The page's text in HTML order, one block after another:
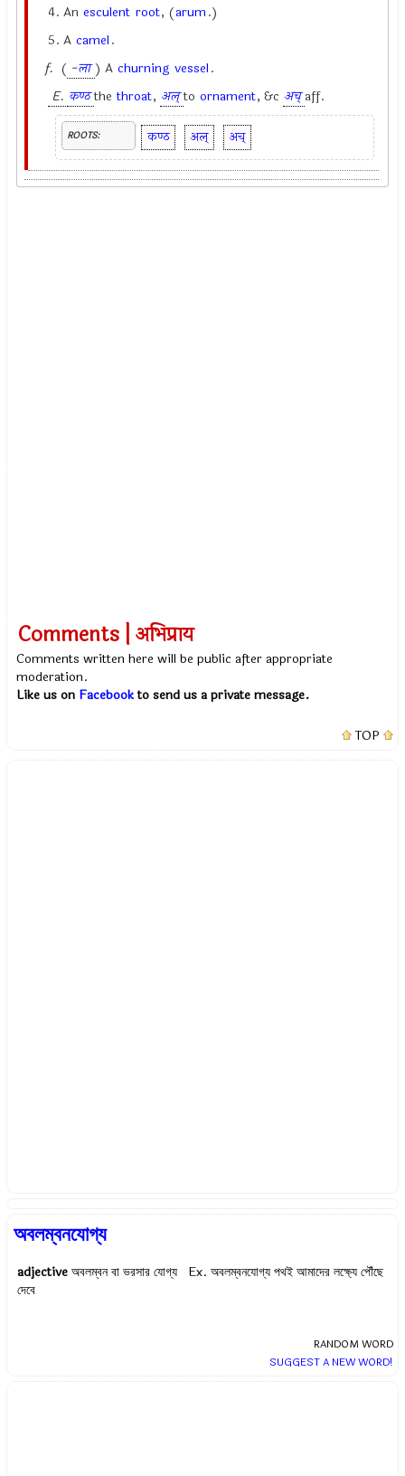
4. An esculent root, (arum.)
5. A camel.
f. ( -ला ) A churning vessel.
E. कण्ठ thethroat, अल् to ornament, &c अच् aff.
ROOTS: कण्ठ अल् अच्
Comments | अभिप्राय
Comments written here will be public after appropriate
moderation.
Like us on Facebookto send us a private message.
TOP
অবলম্বনযোগ্য
adjective অবলম্বন বা ভরসার যোগ্য Ex.অবলম্বনযোগ্য পথই আমাদের লক্ষ্যে পৌঁছে
দেবে
RANDOM WORD
SUGGEST A NEW WORD!